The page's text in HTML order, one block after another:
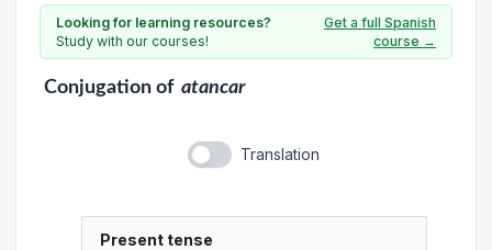
Looking for learning resources?
Study with our courses!
Get a full Spanish
course →
Conjugationof atancar
Translation
Present tense